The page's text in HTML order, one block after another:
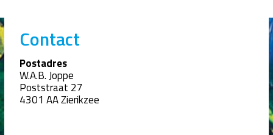
Contact
Postadres
W.A.B. Joppe
Poststraat 27
4301 AA Zierikzee